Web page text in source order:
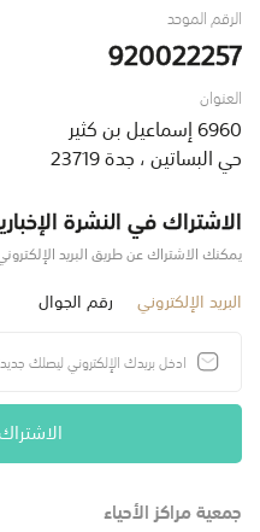
الرقم الموحد
920022257
العنوان
6960 إسماعيل بن كثير
حي البساتين ، جدة 23719
الاشتراك في النشرة
يمكنك الاشتراك عن طريق البريد
البريد الإلكتروني رقم الجوال
جمعية مراكز الأحياء